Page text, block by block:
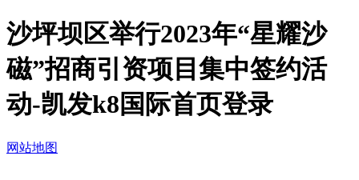
沙坪坝区举行2023年“星耀沙
磁”招商引资项目集中签约活
动-凯发k8国际首页登录
网站地图